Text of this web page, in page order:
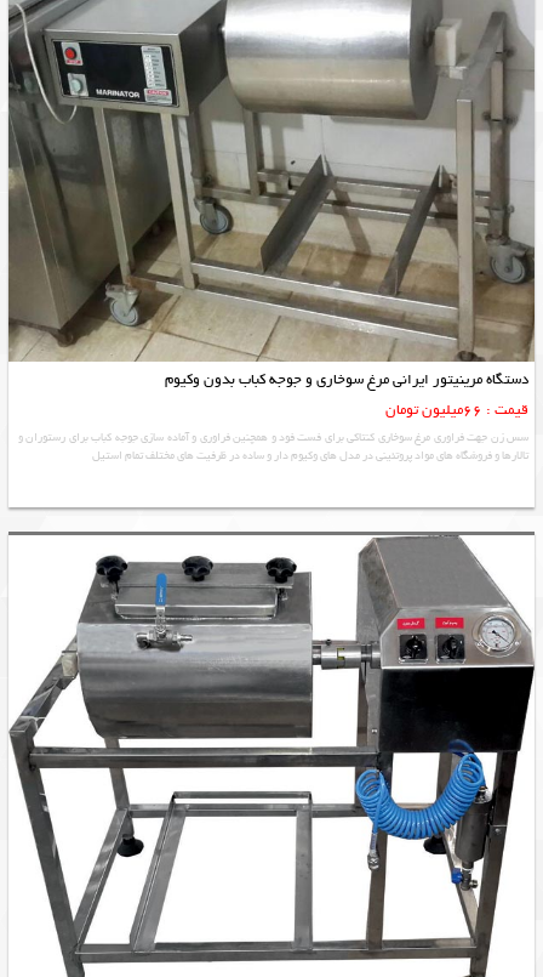
دستگاه مرینیتور ایرانی مرغ سوخاری و جوجه کباب بدون وکیوم
قیمت : 66میلیون تومان
سس زن جهت فراوری مرغ سوخاری کنتاکی برای فست فود و همچنین فراوری و آماده سازی جوجه کباب برای رستوران و
تالارها و فروشگاه های مواد پروتئینی در مدل های وکیوم دار و ساده در ظرفیت های مختلف تمام استیل